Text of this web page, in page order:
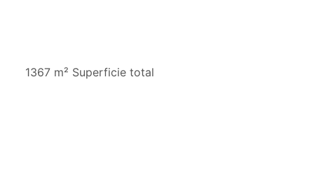
1367 m² Superficie total